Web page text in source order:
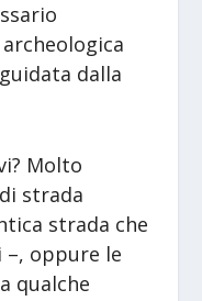
dalla
Molto
strada
strada che
–, oppure le
qualche